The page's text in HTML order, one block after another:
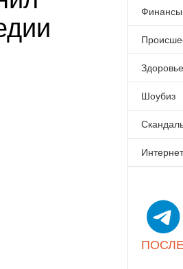
Финансы
Здоровье
Шоубиз